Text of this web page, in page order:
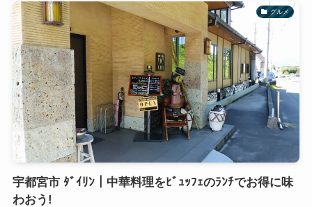
グルメ
宇都宮市 ﾀﾞｲﾘﾝ｜中華料理をﾋﾞｭｯﾌｪのﾗﾝﾁでお得に味
わおう!